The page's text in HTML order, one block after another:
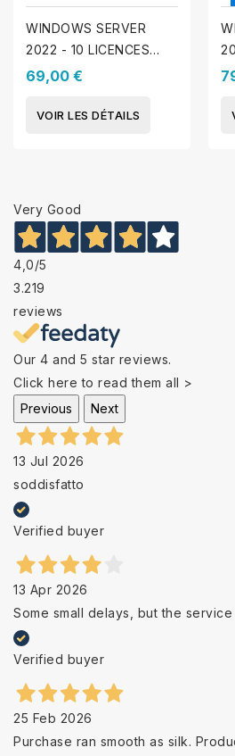
WINDOWS SERVER
2022 - 10 LICENCES
D'ACCÈS CLIENT
69,00 €
VOIR LES DÉTAILS
Very Good
4,0/5
3.219
reviews
Our 4 and 5 star reviews.
Click here to read them all >
Previous
Next
13 Jul 2026
soddisfatto
Verified buyer
13 Apr 2026
Some small delays, but the
Verified buyer
25 Feb 2026
Purchase ran smooth as silk.